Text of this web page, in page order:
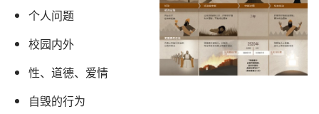
个人问题
校园内外
性、道德、爱情
自毁的行为